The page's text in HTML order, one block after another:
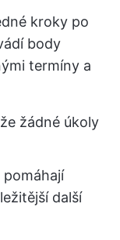
kroky po
body
termíny a
žádné úkoly
další